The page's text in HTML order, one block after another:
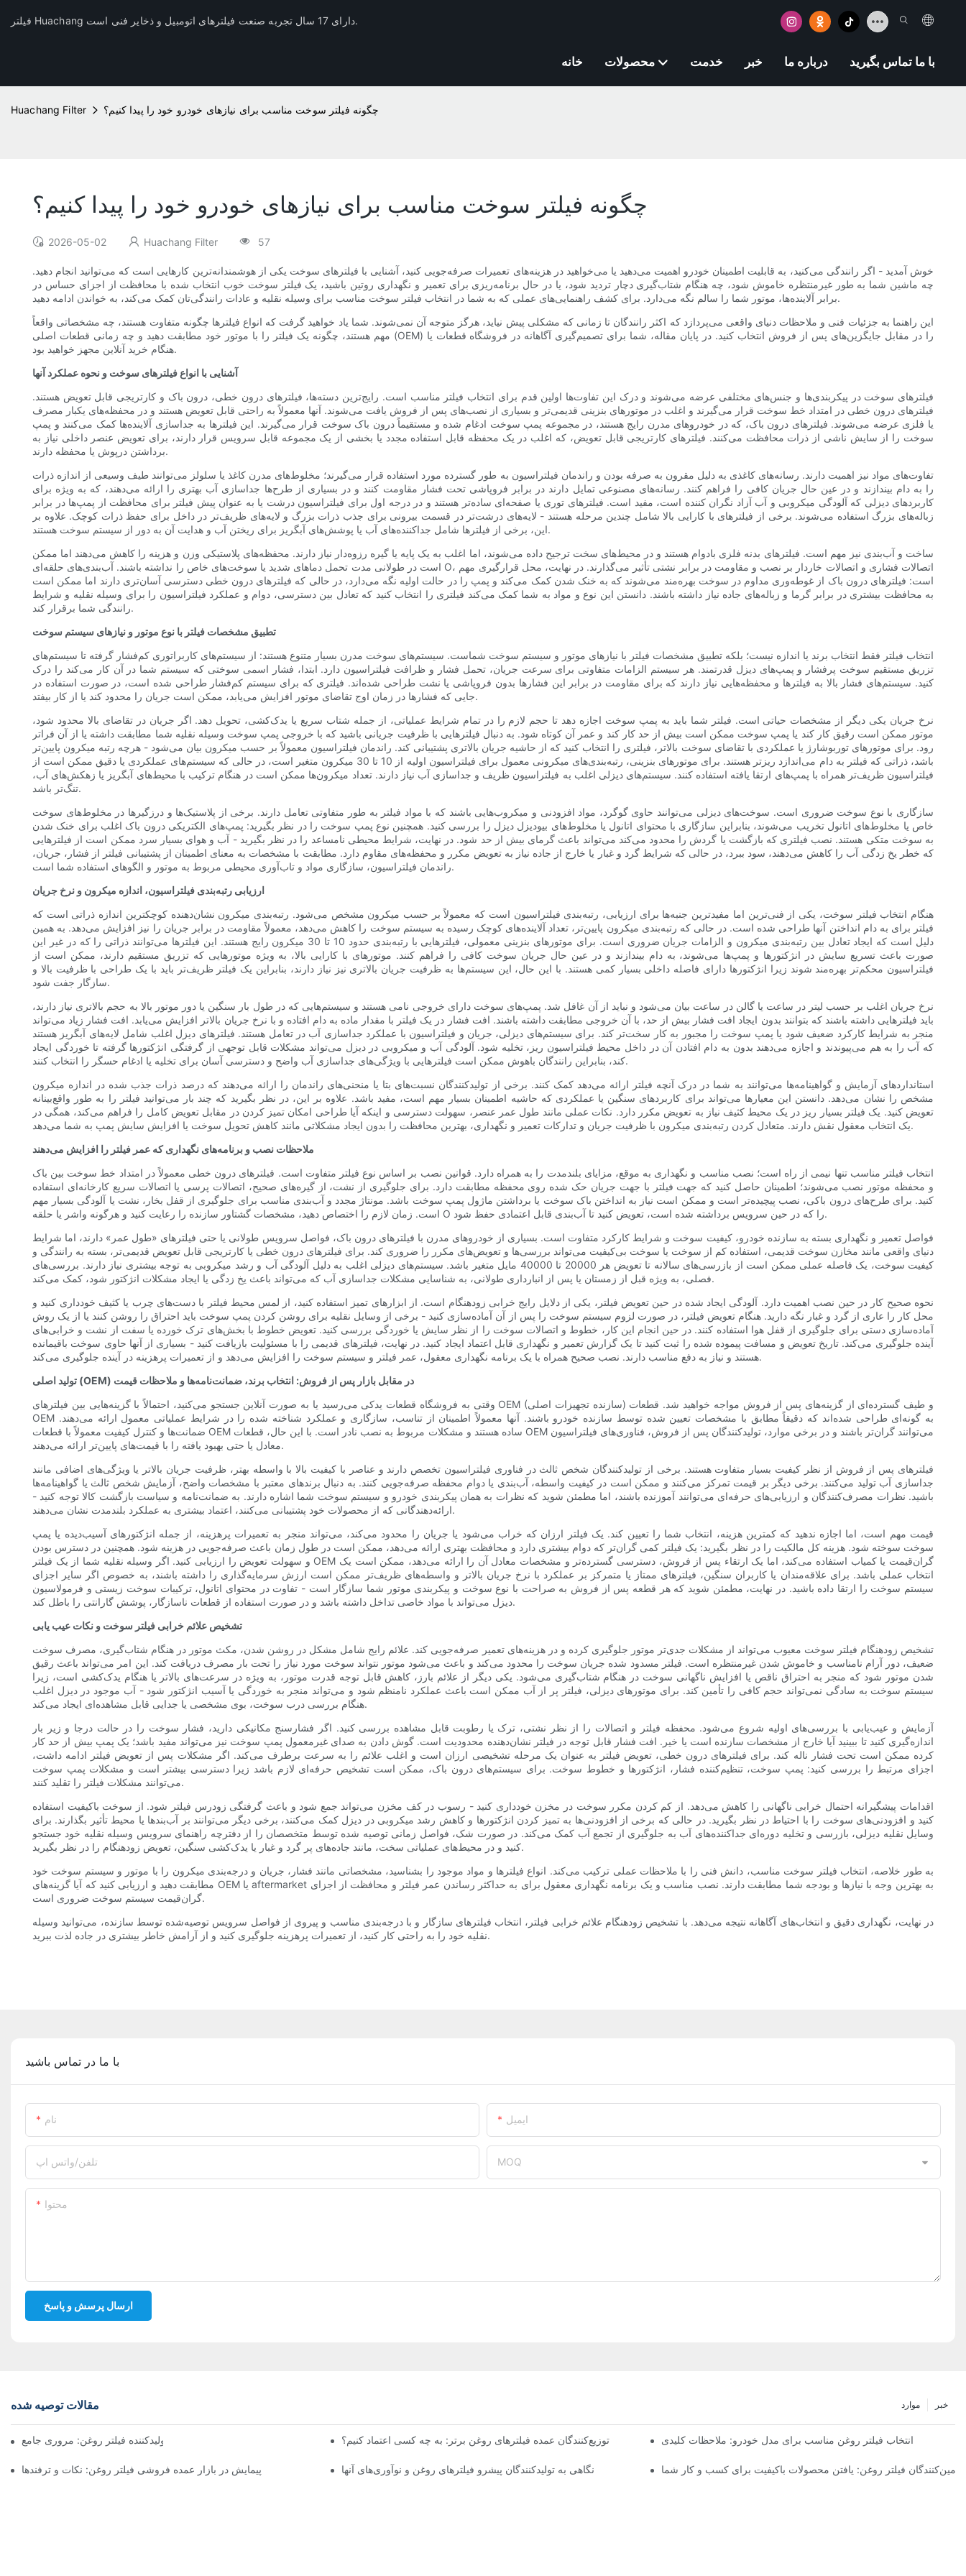
فیلتر Huachang دارای 17 سال تجربه صنعت فیلترهای اتومبیل و ذخایر فنی است.
خانه محصولات خدمت خبر درباره ما با ما تماس بگیرید
Huachang Filter چگونه فیلتر سوخت مناسب برای نیازهای خودرو خود را پیدا کنیم؟
چگونه فیلتر سوخت مناسب برای نیازهای خودرو خود را پیدا کنیم؟
2026-05-02 Huachang Filter 57
خوش آمدید - اگر رانندگی می‌کنید، به قابلیت اطمینان خودرو اهمیت می‌دهید یا می‌خواهید در هزینه‌های تعمیرات صرفه‌جویی کنید، آشنایی با فیلترهای سوخت یکی از هوشمندانه‌ترین کارهایی است که می‌توانید انجام دهید.
چه ماشین شما به طور غیرمنتظره خاموش شود، چه هنگام شتاب‌گیری دچار تردید شود، یا در حال برنامه‌ریزی برای تعمیر و نگهداری روتین باشید، یک فیلتر سوخت خوب انتخاب شده با محافظت از اجزای حساس در
برابر آلاینده‌ها، موتور شما را سالم نگه می‌دارد. برای کشف راهنمایی‌های عملی که به شما در انتخاب فیلتر سوخت مناسب برای وسیله نقلیه و عادات رانندگی‌تان کمک می‌کند، به خواندن ادامه دهید.
این راهنما به جزئیات فنی و ملاحظات دنیای واقعی می‌پردازد که اکثر رانندگان تا زمانی که مشکلی پیش نیاید، هرگز متوجه آن نمی‌شوند. شما یاد خواهید گرفت که انواع فیلترها چگونه متفاوت هستند، چه مشخصاتی واقعاً
مهم هستند، چگونه یک فیلتر را با موتور خود مطابقت دهید و چه زمانی قطعات اصلی (OEM) را در مقابل جایگزین‌های پس از فروش انتخاب کنید. در پایان مقاله، شما برای تصمیم‌گیری آگاهانه در فروشگاه قطعات یا
هنگام خرید آنلاین مجهز خواهید بود.
آشنایی با انواع فیلترهای سوخت و نحوه عملکرد آنها
فیلترهای سوخت در پیکربندی‌ها و جنس‌های مختلفی عرضه می‌شوند و درک این تفاوت‌ها اولین قدم برای انتخاب فیلتر مناسب است. رایج‌ترین دسته‌ها، فیلترهای درون خطی، درون باک و کارتریجی قابل تعویض هستند.
فیلترهای درون خطی در امتداد خط سوخت قرار می‌گیرند و اغلب در موتورهای بنزینی قدیمی‌تر و بسیاری از نصب‌های پس از فروش یافت می‌شوند. آنها معمولاً به راحتی قابل تعویض هستند و در محفظه‌های یکبار مصرف
یا فلزی عرضه می‌شوند. فیلترهای درون باک، که در خودروهای مدرن رایج هستند، در مجموعه پمپ سوخت ادغام شده و مستقیماً درون باک سوخت قرار می‌گیرند. این فیلترها به جداسازی آلاینده‌ها کمک می‌کنند و پمپ
سوخت را از سایش ناشی از ذرات محافظت می‌کنند. فیلترهای کارتریجی قابل تعویض، که اغلب در یک محفظه قابل استفاده مجدد یا بخشی از یک مجموعه قابل سرویس قرار دارند، برای تعویض عنصر داخلی نیاز به
برداشتن درپوش یا محفظه دارند.
تفاوت‌های مواد نیز اهمیت دارند. رسانه‌های کاغذی به دلیل مقرون به صرفه بودن و راندمان فیلتراسیون به طور گسترده مورد استفاده قرار می‌گیرند؛ مخلوط‌های مدرن کاغذ یا سلولز می‌توانند طیف وسیعی از اندازه ذرات
را به دام بیندازند و در عین حال جریان کافی را فراهم کنند. رسانه‌های مصنوعی تمایل دارند در برابر فروپاشی تحت فشار مقاومت کنند و در بسیاری از طرح‌ها جداسازی آب بهتری را ارائه می‌دهند، که به ویژه برای
کاربردهای دیزلی که آلودگی میکروبی و آب آزاد نگران کننده است، مفید است. فیلترهای توری یا صفحه‌ای ساده‌تر هستند و در درجه اول برای فیلتراسیون درشت یا به عنوان پیش فیلتر برای محافظت از پمپ‌ها در برابر
زباله‌های بزرگ استفاده می‌شوند. برخی از فیلترهای با کارایی بالا شامل چندین مرحله هستند - لایه‌های درشت‌تر در قسمت بیرونی برای جذب ذرات بزرگ و لایه‌های ظریف‌تر در داخل برای حفظ ذرات کوچک. علاوه بر
این، برخی از فیلترها شامل جداکننده‌های آب یا پوشش‌های آبگریز برای ریختن آب و هدایت آن به دور از سیستم سوخت هستند.
ساخت و آب‌بندی نیز مهم است. فیلترهای بدنه فلزی بادوام هستند و در محیط‌های سخت ترجیح داده می‌شوند، اما اغلب به یک پایه یا گیره رزوه‌دار نیاز دارند. محفظه‌های پلاستیکی وزن و هزینه را کاهش می‌دهند اما ممکن
است در طولانی مدت تحمل دماهای شدید یا سوخت‌های خاص را نداشته باشند. آب‌بندی‌های حلقه‌ای O، اتصالات فشاری و اتصالات خاردار بر نصب و مقاومت در برابر نشتی تأثیر می‌گذارند. در نهایت، محل قرارگیری مهم
است: فیلترهای درون باک از غوطه‌وری مداوم در سوخت بهره‌مند می‌شوند که به خنک شدن کمک می‌کند و پمپ را در حالت اولیه نگه می‌دارد، در حالی که فیلترهای درون خطی دسترسی آسان‌تری دارند اما ممکن است
به محافظت بیشتری در برابر گرما و زباله‌های جاده نیاز داشته باشند. دانستن این نوع و مواد به شما کمک می‌کند فیلتری را انتخاب کنید که تعادل بین دسترسی، دوام و عملکرد فیلتراسیون را برای وسیله نقلیه و شرایط
رانندگی شما برقرار کند.
تطبیق مشخصات فیلتر با نوع موتور و نیازهای سیستم سوخت
انتخاب فیلتر فقط انتخاب برند یا اندازه نیست؛ بلکه تطبیق مشخصات فیلتر با نیازهای موتور و سیستم سوخت شماست. سیستم‌های سوخت مدرن بسیار متنوع هستند: از سیستم‌های کاربراتوری کم‌فشار گرفته تا سیستم‌های
تزریق مستقیم سوخت پرفشار و پمپ‌های دیزل قدرتمند. هر سیستم الزامات متفاوتی برای سرعت جریان، تحمل فشار و ظرافت فیلتراسیون دارد. ابتدا، فشار اسمی سوختی که سیستم شما در آن کار می‌کند را درک
کنید. سیستم‌های فشار بالا به فیلترها و محفظه‌هایی نیاز دارند که برای مقاومت در برابر این فشارها بدون فروپاشی یا نشت طراحی شده‌اند. فیلتری که برای سیستم کم‌فشار طراحی شده است، در صورت استفاده در
جایی که فشارها در زمان اوج تقاضای موتور افزایش می‌یابد، ممکن است جریان را محدود کند یا از کار بیفتد.
نرخ جریان یکی دیگر از مشخصات حیاتی است. فیلتر شما باید به پمپ سوخت اجازه دهد تا حجم لازم را در تمام شرایط عملیاتی، از جمله شتاب سریع یا یدک‌کشی، تحویل دهد. اگر جریان در تقاضای بالا محدود شود،
موتور ممکن است رقیق کار کند یا پمپ سوخت ممکن است بیش از حد کار کند و عمر آن کوتاه شود. به دنبال فیلترهایی با ظرفیت جریانی باشید که با خروجی پمپ سوخت وسیله نقلیه شما مطابقت داشته یا از آن فراتر
رود. برای موتورهای توربوشارژ یا عملکردی با تقاضای سوخت بالاتر، فیلتری را انتخاب کنید که از حاشیه جریان بالاتری پشتیبانی کند. راندمان فیلتراسیون معمولاً بر حسب میکرون بیان می‌شود - هرچه رتبه میکرون پایین‌تر
باشد، ذراتی که فیلتر به دام می‌اندازد ریزتر هستند. برای موتورهای بنزینی، رتبه‌بندی‌های میکرونی معمول برای فیلتراسیون اولیه از 10 تا 30 میکرون متغیر است، در حالی که سیستم‌های عملکردی یا دقیق ممکن است از
فیلتراسیون ظریف‌تر همراه با پمپ‌های ارتقا یافته استفاده کنند. سیستم‌های دیزلی اغلب به فیلتراسیون ظریف و جداسازی آب نیاز دارند. تعداد میکرون‌ها ممکن است در هنگام ترکیب با محیط‌های آبگریز یا زهکش‌های آب،
تنگ‌تر باشد.
سازگاری با نوع سوخت ضروری است. سوخت‌های دیزلی می‌توانند حاوی گوگرد، مواد افزودنی و میکروب‌هایی باشند که با مواد فیلتر به طور متفاوتی تعامل دارند. برخی از پلاستیک‌ها و درزگیرها در مخلوط‌های سوخت
خاص یا مخلوط‌های اتانول تخریب می‌شوند، بنابراین سازگاری با محتوای اتانول یا مخلوط‌های بیودیزل دیزل را بررسی کنید. همچنین نوع پمپ سوخت را در نظر بگیرید: پمپ‌های الکتریکی درون باک اغلب برای خنک شدن
به سوخت متکی هستند. نصب فیلتری که بازگشت یا گردش را محدود می‌کند می‌تواند باعث گرمای بیش از حد شود. در نهایت، شرایط محیطی نامساعد را در نظر بگیرید - آب و هوای بسیار سرد ممکن است از فیلترهایی
که خطر یخ زدگی آب را کاهش می‌دهند، سود ببرد، در حالی که شرایط گرد و غبار یا خارج از جاده نیاز به تعویض مکرر و محفظه‌های مقاوم دارد. مطابقت با مشخصات به معنای اطمینان از پشتیبانی فیلتر از فشار، جریان،
راندمان فیلتراسیون، سازگاری مواد و تاب‌آوری محیطی مربوط به موتور و الگوهای استفاده شما است.
ارزیابی رتبه‌بندی فیلتراسیون، اندازه میکرون و نرخ جریان
هنگام انتخاب فیلتر سوخت، یکی از فنی‌ترین اما مفیدترین جنبه‌ها برای ارزیابی، رتبه‌بندی فیلتراسیون است که معمولاً بر حسب میکرون مشخص می‌شود. رتبه‌بندی میکرون نشان‌دهنده کوچکترین اندازه ذراتی است که
فیلتر برای به دام انداختن آنها طراحی شده است. در حالی که رتبه‌بندی میکرون پایین‌تر، تعداد آلاینده‌های کوچک رسیده به سیستم سوخت را کاهش می‌دهد، معمولاً مقاومت در برابر جریان را نیز افزایش می‌دهد. به همین
دلیل است که ایجاد تعادل بین رتبه‌بندی میکرون و الزامات جریان ضروری است. برای موتورهای بنزینی معمولی، فیلترهایی با رتبه‌بندی حدود 10 تا 30 میکرون رایج هستند. این فیلترها می‌توانند ذراتی را که در غیر این
صورت باعث تسریع سایش در انژکتورها و پمپ‌ها می‌شوند، به دام بیندازند و در عین حال جریان سوخت کافی را فراهم کنند. موتورهای با کارایی بالا، به ویژه موتورهایی که تزریق مستقیم دارند، ممکن است از
فیلتراسیون محکم‌تر بهره‌مند شوند زیرا انژکتورها دارای فاصله داخلی بسیار کمی هستند. با این حال، این سیستم‌ها به ظرفیت جریان بالاتری نیز نیاز دارند، بنابراین یک فیلتر ظریف‌تر باید با یک طراحی با ظرفیت بالا و
سازگار جفت شود.
نرخ جریان اغلب بر حسب لیتر در ساعت یا گالن در ساعت بیان می‌شود و نباید از آن غافل شد. پمپ‌های سوخت دارای خروجی نامی هستند و سیستم‌هایی که در طول بار سنگین یا دور موتور بالا به حجم بالاتری نیاز دارند،
باید فیلترهایی داشته باشند که بتوانند بدون ایجاد افت فشار بیش از حد، با آن خروجی مطابقت داشته باشند. افت فشار در یک فیلتر با مقدار ماده به دام افتاده و با نرخ جریان بالاتر افزایش می‌یابد. افت فشار زیاد می‌تواند
منجر به شرایط کارکرد ضعیف شود یا پمپ سوخت را مجبور به کار سخت‌تر کند. برای سیستم‌های دیزلی، جریان و فیلتراسیون با عملکرد جداسازی آب در تعامل هستند. فیلترهای دیزل اغلب شامل لایه‌های آبگریز هستند
که آب را به هم می‌پیوندند و اجازه می‌دهند بدون به دام افتادن آن در داخل محیط فیلتراسیون ریز، تخلیه شود. آلودگی آب و میکروبی در دیزل می‌تواند مشکلات قابل توجهی از گرفتگی انژکتورها گرفته تا خوردگی ایجاد
کند، بنابراین رانندگان باهوش ممکن است فیلترهایی با ویژگی‌های جداسازی آب واضح و دسترسی آسان برای تخلیه یا ادغام حسگر را انتخاب کنند.
استانداردهای آزمایش و گواهینامه‌ها می‌توانند به شما در درک آنچه فیلتر ارائه می‌دهد کمک کنند. برخی از تولیدکنندگان نسبت‌های بتا یا منحنی‌های راندمان را ارائه می‌دهند که درصد ذرات جذب شده در اندازه میکرون
مشخص را نشان می‌دهد. دانستن این معیارها می‌تواند برای کاربردهای سنگین یا عملکردی که حاشیه اطمینان بسیار مهم است، مفید باشد. علاوه بر این، در نظر بگیرید که چند بار می‌توانید فیلتر را به طور واقع‌بینانه
تعویض کنید. یک فیلتر بسیار ریز در یک محیط کثیف نیاز به تعویض مکرر دارد. نکات عملی مانند طول عمر عنصر، سهولت دسترسی و اینکه آیا طراحی امکان تمیز کردن در مقابل تعویض کامل را فراهم می‌کند، همگی در
یک انتخاب معقول نقش دارند. متعادل کردن رتبه‌بندی میکرون با ظرفیت جریان و تدارکات تعمیر و نگهداری، بهترین محافظت را بدون ایجاد مشکلاتی مانند کاهش تحویل سوخت یا افزایش سایش پمپ به شما می‌دهد.
ملاحظات نصب و برنامه‌های نگهداری که عمر فیلتر را افزایش می‌دهند
انتخاب فیلتر مناسب تنها نیمی از راه است؛ نصب مناسب و نگهداری به موقع، مزایای بلندمدت را به همراه دارد. قوانین نصب بر اساس نوع فیلتر متفاوت است. فیلترهای درون خطی معمولاً در امتداد خط سوخت بین باک
و محفظه موتور نصب می‌شوند؛ اطمینان حاصل کنید که جهت فیلتر با جهت جریان حک شده روی محفظه مطابقت دارد. برای جلوگیری از نشت، از گیره‌های صحیح، اتصالات پرسی یا اتصالات سریع کارخانه‌ای استفاده
کنید. برای طرح‌های درون باکی، نصب پیچیده‌تر است و ممکن است نیاز به انداختن باک سوخت یا برداشتن ماژول پمپ سوخت باشد. مونتاژ مجدد و آب‌بندی مناسب برای جلوگیری از قفل بخار، نشت یا آلودگی بسیار مهم
است. زمان لازم را اختصاص دهید، مشخصات گشتاور سازنده را رعایت کنید و هرگونه واشر یا حلقه O را که در حین سرویس برداشته شده است، تعویض کنید تا آب‌بندی قابل اعتمادی حفظ شود.
فواصل تعمیر و نگهداری بسته به سازنده خودرو، کیفیت سوخت و شرایط کارکرد متفاوت است. بسیاری از خودروهای مدرن با فیلترهای درون باک، فواصل سرویس طولانی یا حتی فیلترهای «طول عمر» دارند، اما شرایط
دنیای واقعی مانند مخازن سوخت قدیمی، استفاده کم از سوخت یا سوخت بی‌کیفیت می‌تواند بررسی‌ها و تعویض‌های مکرر را ضروری کند. برای فیلترهای درون خطی یا کارتریجی قابل تعویض قدیمی‌تر، بسته به رانندگی و
کیفیت سوخت، یک فاصله عملی ممکن است از بازرسی‌های سالانه تا تعویض هر 20000 تا 40000 مایل متغیر باشد. سیستم‌های دیزلی اغلب به دلیل آلودگی آب و رشد میکروبی به توجه بیشتری نیاز دارند. بررسی‌های
فصلی، به ویژه قبل از زمستان یا پس از انبارداری طولانی، به شناسایی مشکلات جداسازی آب که می‌تواند باعث یخ زدگی یا ایجاد مشکلات انژکتور شود، کمک می‌کند.
نحوه صحیح کار در حین نصب اهمیت دارد. آلودگی ایجاد شده در حین تعویض فیلتر، یکی از دلایل رایج خرابی زودهنگام است. از ابزارهای تمیز استفاده کنید، از لمس محیط فیلتر با دست‌های چرب یا کثیف خودداری کنید و
محل کار را عاری از گرد و غبار نگه دارید. هنگام تعویض فیلتر، در صورت لزوم سیستم سوخت را پس از آن آماده‌سازی کنید - برخی از وسایل نقلیه برای روشن کردن پمپ سوخت باید احتراق را روشن کنند یا از یک روش
آماده‌سازی دستی برای جلوگیری از قفل هوا استفاده کنند. در حین انجام این کار، خطوط و اتصالات سوخت را از نظر سایش یا خوردگی بررسی کنید. تعویض خطوط با بخش‌های ترک خورده یا سفت از نشت و خرابی‌های
آینده جلوگیری می‌کند. تاریخ تعویض و مسافت پیموده شده را ثبت کنید تا یک گزارش تعمیر و نگهداری قابل اعتماد ایجاد کنید. در نهایت، فیلترهای قدیمی را با مسئولیت بازیافت کنید - بسیاری از آنها حاوی سوخت باقیمانده
هستند و نیاز به دفع مناسب دارند. نصب صحیح همراه با یک برنامه نگهداری معقول، عمر فیلتر و سیستم سوخت را افزایش می‌دهد و از تعمیرات پرهزینه در آینده جلوگیری می‌کند.
تولید اصلی (OEM) در مقابل بازار پس از فروش: انتخاب برند، ضمانت‌نامه‌ها و ملاحظات قیمت
وقتی به فروشگاه قطعات یدکی می‌رسید یا به صورت آنلاین جستجو می‌کنید، احتمالاً با گزینه‌هایی بین فیلترهای OEM (سازنده تجهیزات اصلی) و طیف گسترده‌ای از گزینه‌های پس از فروش مواجه خواهید شد. قطعات
OEM به گونه‌ای طراحی شده‌اند که دقیقاً مطابق با مشخصات تعیین شده توسط سازنده خودرو باشند. آنها معمولاً اطمینان از تناسب، سازگاری و عملکرد شناخته شده را در شرایط عملیاتی معمول ارائه می‌دهند.
ضمانت‌ها و کنترل کیفیت معمولاً با قطعات OEM ساده هستند و مشکلات مربوط به نصب نادر است. با این حال، قطعات OEM می‌توانند گران‌تر باشند و در برخی موارد، تولیدکنندگان پس از فروش، فناوری‌های فیلتراسیون
معادل یا حتی بهبود یافته را با قیمت‌های پایین‌تر ارائه می‌دهند.
فیلترهای پس از فروش از نظر کیفیت بسیار متفاوت هستند. برخی از تولیدکنندگان شخص ثالث در فناوری فیلتراسیون تخصص دارند و عناصر با کیفیت بالا با واسطه بهتر، ظرفیت جریان بالاتر یا ویژگی‌های اضافی مانند
جداسازی آب تولید می‌کنند. برخی دیگر بر قیمت تمرکز می‌کنند و ممکن است در کیفیت واسطه، آب‌بندی یا دوام محفظه صرفه‌جویی کنند. به دنبال برندهای معتبر با مشخصات واضح، آزمایش شخص ثالث یا گواهینامه‌ها
باشید. نظرات مصرف‌کنندگان و ارزیابی‌های حرفه‌ای می‌توانند آموزنده باشند، اما مطمئن شوید که نظرات به همان پیکربندی خودرو و سیستم سوخت شما اشاره دارند. به ضمانت‌نامه و سیاست بازگشت کالا توجه کنید -
ارائه‌دهندگانی که از محصولات خود پشتیبانی می‌کنند، اعتماد بیشتری به عملکرد بلندمدت نشان می‌دهند.
قیمت مهم است، اما اجازه ندهید که کمترین هزینه، انتخاب شما را تعیین کند. یک فیلتر ارزان که خراب می‌شود یا جریان را محدود می‌کند، می‌تواند منجر به تعمیرات پرهزینه، از جمله انژکتورهای آسیب‌دیده یا پمپ
سوخت سوخته شود. هزینه کل مالکیت را در نظر بگیرید: یک فیلتر کمی گران‌تر که دوام بیشتری دارد و محافظت بهتری ارائه می‌دهد، ممکن است در طول زمان باعث صرفه‌جویی در هزینه شود. همچنین در دسترس بودن
و سهولت تعویض را ارزیابی کنید. اگر وسیله نقلیه شما از یک فیلتر OEM گران‌قیمت یا کمیاب استفاده می‌کند، اما یک ارتقاء پس از فروش، دسترسی گسترده‌تر و مشخصات معادل آن را ارائه می‌دهد، ممکن است یک
انتخاب عملی باشد. برای علاقه‌مندان یا کاربران سنگین، فیلترهای ممتاز یا متمرکز بر عملکرد با نرخ جریان بالاتر و واسطه‌های ظریف‌تر ممکن است ارزش سرمایه‌گذاری را داشته باشند، به خصوص اگر سایر اجزای
سیستم سوخت را ارتقا داده باشید. در نهایت، مطمئن شوید که هر قطعه پس از فروش به صراحت با نوع سوخت و پیکربندی موتور شما سازگار است - تفاوت در محتوای اتانول، ترکیبات سوخت زیستی و فرمولاسیون
دیزل می‌تواند با مواد خاصی تداخل داشته باشد و در صورت استفاده از قطعات ناسازگار، پوشش گارانتی را باطل کند.
تشخیص علائم خرابی فیلتر سوخت و نکات عیب یابی
تشخیص زودهنگام فیلتر سوخت معیوب می‌تواند از مشکلات جدی‌تر موتور جلوگیری کرده و در هزینه‌های تعمیر صرفه‌جویی کند. علائم رایج شامل مشکل در روشن شدن، مکث موتور در هنگام شتاب‌گیری، مصرف سوخت
ضعیف، دور آرام نامناسب و خاموش شدن غیرمنتظره است. فیلتر مسدود شده جریان سوخت را محدود می‌کند و باعث می‌شود موتور نتواند سوخت مورد نیاز را تحت بار مصرف دریافت کند. این امر می‌تواند باعث رقیق
شدن موتور شود که منجر به احتراق ناقص یا افزایش ناگهانی سوخت در هنگام شتاب‌گیری می‌شود. یکی دیگر از علائم بارز، کاهش قابل توجه قدرت موتور، به ویژه در سرعت‌های بالاتر یا هنگام یدک‌کشی است، زیرا
سیستم سوخت به سادگی نمی‌تواند حجم کافی را تأمین کند. برای موتورهای دیزلی، فیلتر پر از آب ممکن است باعث عملکرد نامنظم شود و می‌تواند منجر به خوردگی یا آسیب انژکتور شود - آب موجود در دیزل اغلب
هنگام بررسی درب سوخت، بوی مشخصی یا جدایی قابل مشاهده‌ای ایجاد می‌کند.
آزمایش و عیب‌یابی با بررسی‌های اولیه شروع می‌شود. محفظه فیلتر و اتصالات را از نظر نشتی، ترک یا رطوبت قابل مشاهده بررسی کنید. اگر فشارسنج مکانیکی دارید، فشار سوخت را در حالت درجا و زیر بار
اندازه‌گیری کنید تا ببینید آیا خارج از مشخصات سازنده است یا خیر. افت فشار قابل توجه در فیلتر نشان‌دهنده محدودیت است. گوش دادن به صدای غیرمعمول پمپ سوخت نیز می‌تواند مفید باشد؛ یک پمپ بیش از حد کار
کرده ممکن است تحت فشار ناله کند. برای فیلترهای درون خطی، تعویض فیلتر به عنوان یک مرحله تشخیصی ارزان است و اغلب علائم را به سرعت برطرف می‌کند. اگر مشکلات پس از تعویض فیلتر ادامه داشت،
اجزای مرتبط را بررسی کنید: پمپ سوخت، تنظیم‌کننده فشار، انژکتورها و خطوط سوخت. برای سیستم‌های درون باک، ممکن است تشخیص حرفه‌ای لازم باشد زیرا دسترسی بیشتر است و مشکلات پمپ سوخت
می‌توانند مشکلات فیلتر را تقلید کنند.
اقدامات پیشگیرانه احتمال خرابی ناگهانی را کاهش می‌دهد. از کم کردن مکرر سوخت در مخزن خودداری کنید - رسوب در کف مخزن می‌تواند جمع شود و باعث گرفتگی زودرس فیلتر شود. از سوخت باکیفیت استفاده
کنید و افزودنی‌های سوخت را با احتیاط در نظر بگیرید. در حالی که برخی از افزودنی‌ها به تمیز کردن انژکتورها و کاهش رشد میکروبی در دیزل کمک می‌کنند، برخی دیگر می‌توانند بر آب‌بندها یا محیط تأثیر بگذارند. برای
وسایل نقلیه دیزلی، بازرسی و تخلیه دوره‌ای جداکننده‌های آب به جلوگیری از تجمع آب کمک می‌کند. در صورت شک، فواصل زمانی توصیه شده توسط متخصصان را از دفترچه راهنمای سرویس وسیله نقلیه خود جستجو
کنید و در محیط‌های عملیاتی سخت، مانند جاده‌های پر گرد و غبار یا یدک‌کشی سنگین، تعویض زودهنگام را در نظر بگیرید.
به طور خلاصه، انتخاب فیلتر سوخت مناسب، دانش فنی را با ملاحظات عملی ترکیب می‌کند. انواع فیلترها و مواد موجود را بشناسید، مشخصاتی مانند فشار، جریان و درجه‌بندی میکرون را با موتور و سیستم سوخت خود
مطابقت دهید و ارزیابی کنید که آیا گزینه‌های OEM یا aftermarket به بهترین وجه با نیازها و بودجه شما مطابقت دارند. نصب مناسب و یک برنامه نگهداری معقول برای به حداکثر رساندن عمر فیلتر و محافظت از اجزای
گران‌قیمت سیستم سوخت ضروری است.
در نهایت، نگهداری دقیق و انتخاب‌های آگاهانه نتیجه می‌دهد. با تشخیص زودهنگام علائم خرابی فیلتر، انتخاب فیلترهای سازگار و با درجه‌بندی مناسب و پیروی از فواصل سرویس توصیه‌شده توسط سازنده، می‌توانید وسیله
نقلیه خود را به راحتی کار کنید، از تعمیرات پرهزینه جلوگیری کنید و از آرامش خاطر بیشتری در جاده لذت ببرید.
با ما در تماس باشید
نام ایمیل
تلفن/واتس اپ MOQ
محتوا
ارسال پرسش و پاسخ
مقالات توصیه شده خبر موارد
شرکت‌های برتر تولیدکننده فیلتر روغن: مروری جامع توزیع‌کنندگان عمده فیلترهای روغن برتر: به چه کسی اعتماد کنیم؟ انتخاب فیلتر روغن مناسب برای مدل خودرو: ملاحظات کلیدی
پیمایش در بازار عمده فروشی فیلتر روغن: نکات و ترفندها نگاهی به تولیدکنندگان پیشرو فیلترهای روغن و نوآوری‌های آنها تامین‌کنندگان فیلتر روغن: یافتن محصولات باکیفیت برای کسب و کار شما